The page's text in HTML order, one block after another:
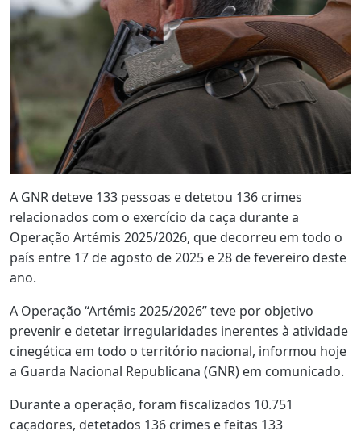
A GNR deteve 133 pessoas e detetou 136 crimes
relacionados com o exercício da caça durante a
Operação Artémis 2025/2026, que decorreu em todo o
país entre 17 de agosto de 2025 e 28 de fevereiro deste
ano.
A Operação “Artémis 2025/2026” teve por objetivo
prevenir e detetar irregularidades inerentes à atividade
cinegética em todo o território nacional, informou hoje
a Guarda Nacional Republicana (GNR) em comunicado.
Durante a operação, foram fiscalizados 10.751
caçadores, detetados 136 crimes e feitas 133